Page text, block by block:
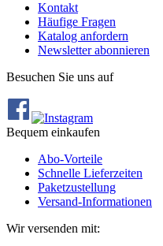
Kontakt
Häufige Fragen
Katalog anfordern
Newsletter abonnieren
Besuchen Sie uns auf
Bequem einkaufen
Abo‐Vorteile
Schnelle Lieferzeiten
Paketzustellung
Versand‐Informationen
Wir versenden mit: